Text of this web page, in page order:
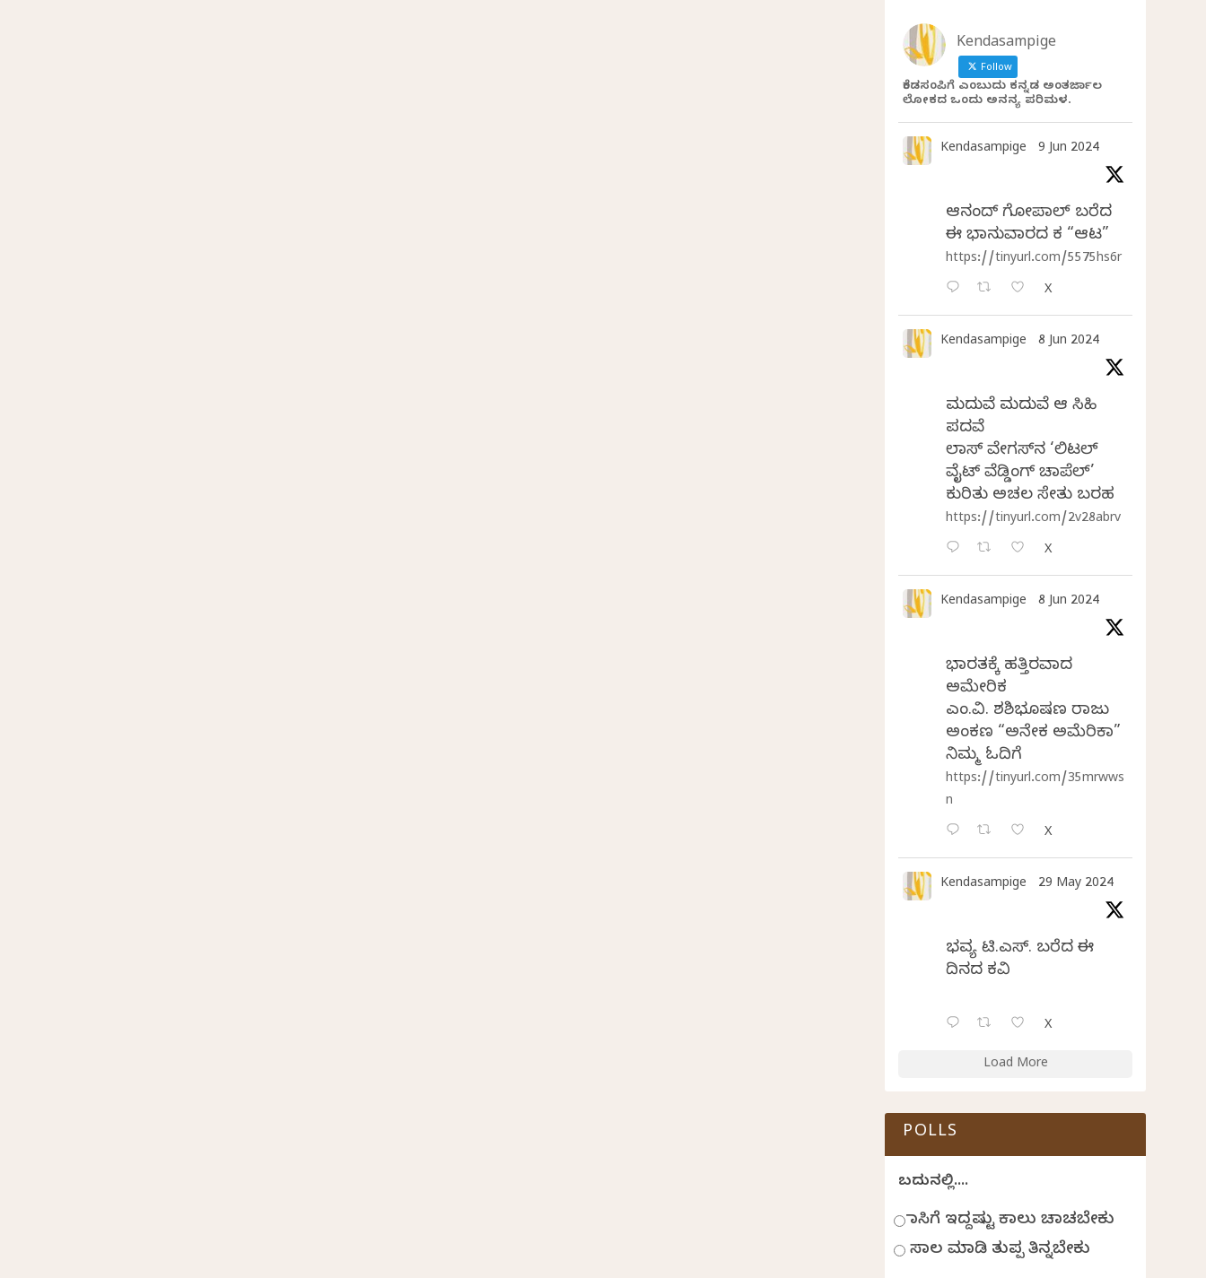
Kendasampige
Follow
ಕೆಂಡಸಂಪಿಗೆ ಎಂಬುದು ಕನ್ನಡ ಅಂತರ್ಜಾಲ
ಲೋಕದ ಒಂದು ಅನನ್ಯ ಪರಿಮಳ.
Kendasampige 9 Jun 2024
ಆನಂದ್‌ ಗೋಪಾಲ್‌ ಬರೆದ
ಈ ಭಾನುವಾರದ ಕತೆ “ಆಟ”
https://tinyurl.com/5575hs6r
X
Kendasampige 8 Jun 2024
ಮದುವೆ ಮದುವೆ ಆ ಸಿಹಿ
ಪದವೆ
ಲಾಸ್‌ ವೇಗಸ್‌ನ ‘ಲಿಟಲ್
ವೈಟ್ ವೆಡ್ಡಿಂಗ್ ಚಾಪೆಲ್’
ಕುರಿತು ಅಚಲ ಸೇತು ಬರಹ
https://tinyurl.com/2v28abrv
X
Kendasampige 8 Jun 2024
ಭಾರತಕ್ಕೆ ಹತ್ತಿರವಾದ
ಅಮೇರಿಕ
ಎಂ.ವಿ. ಶಶಿಭೂಷಣ ರಾಜು
ಅಂಕಣ “ಅನೇಕ ಅಮೆರಿಕಾ”
ನಿಮ್ಮ ಓದಿಗೆ
https://tinyurl.com/35mrwws
n
X
Kendasampige 29 May 2024
ಭವ್ಯ ಟಿ.ಎಸ್. ಬರೆದ ಈ
ದಿನದ ಕವಿತೆ
X
Load More
POLLS
ಬದುಕಿನಲ್ಲಿ....
ಹಾಸಿಗೆ ಇದ್ದಷ್ಟು ಕಾಲು ಚಾಚಬೇಕು
ಸಾಲ ಮಾಡಿ ತುಪ್ಪ ತಿನ್ನಬೇಕು